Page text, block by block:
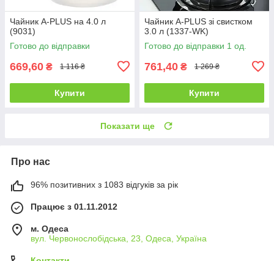
Чайник A-PLUS на 4.0 л
(9031)
Готово до відправки
669,60 ₴ 1 116 ₴
Купити
Чайник A-PLUS зі свистком
3.0 л (1337-WK)
Готово до відправки 1 од.
761,40 ₴ 1 269 ₴
Купити
Показати ще
Про нас
96% позитивних з 1083 відгуків за рік
Працює з 01.11.2012
м. Одеса
вул. Червонослобідська, 23, Одеса, Україна